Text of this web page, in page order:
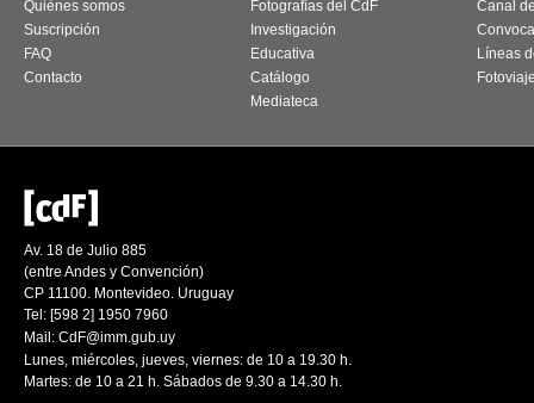
Quiénes somos
Suscripción
FAQ
Contacto
Fotografías del CdF
Investigación
Educativa
Catálogo
Mediateca
Canal
Líneas
Av. 18 de Julio 885
(entre Andes y Convención)
CP 11100. Montevideo. Uruguay
Tel: [598 2] 1950 7960
Mail: CdF@imm.gub.uy
Lunes, miércoles, jueves, viernes: de 10 a 19.30 h.
Martes: de 10 a 21 h. Sábados de 9.30 a 14.30 h.